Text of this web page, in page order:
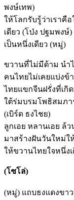
พงษ์เทพ)
ให้โลกรับรู้ว่าเราคื
เดียว (โป่ง ปฐมพงษ์)
เป็นหนึ่งเดียว (หมู่)
ขวานที่ไม่มีด้าม นำไ
คนไทยไม่เคยแบ่งข้
ไทยแขกจีนฝรั่งที่เกิ
ใต้ร่มบรมโพธิสมภา
(เบิร์ด ธงไชย)
ลูกเอย หลานเอย ล้ว
มาสร้างฝันวันใหม่ใ
ให้ขวานไทยใจหนึ่ง
(โซโล่)
(หมู่) แถบธงแดงขา